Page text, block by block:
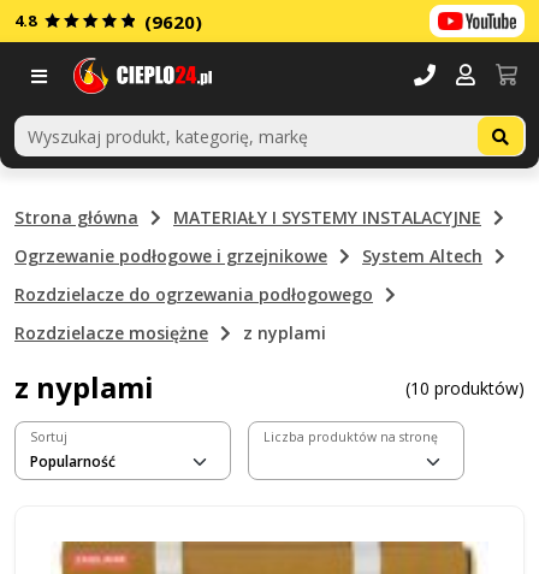
4.8 (9620)
Strona główna
MATERIAŁY I SYSTEMY INSTALACYJNE
Ogrzewanie podłogowe i grzejnikowe
System Altech
Rozdzielacze do ogrzewania podłogowego
Rozdzielacze mosiężne
z nyplami
z nyplami (10 produktów)
Sortuj Liczba produktów na stronę